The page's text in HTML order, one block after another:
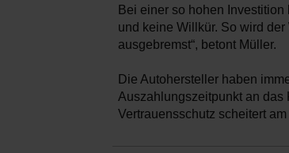
Bei einer so hohen
und keine Willkür. So wird
ausgebremst“, betont Müller.
Die Autohersteller haben
Auszahlungszeitpunkt an das
Vertrauensschutz scheitert am